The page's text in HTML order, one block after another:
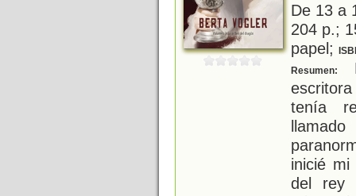
De 13 a
204 p.;
papel;
Resumen:
tenía
inicié
del rey